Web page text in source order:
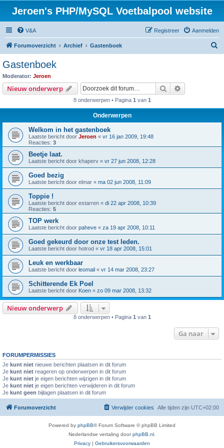
Jeroen's PHP/MySQL Voetbalpool website
V&A Aanmelden
Registreer
Forumoverzicht Archief Gastenboek
Gastenboek
Moderator: Jeroen
Nieuw onderwerp Zoek
8 onderwerpen • Pagina 1 van 1
Onderwerpen
Welkom in het gastenboek
Laatste bericht door Jeroen « vr 16 jan 2009, 19:48
Reacties: 3
Beetje laat.
Laatste bericht door khaperv « vr 27 jun 2008, 12:28
Goed bezig
Laatste bericht door elmar « ma 02 jun 2008, 11:09
Toppie !
Laatste bericht door estarren « di 22 apr 2008, 10:39
Reacties: 5
TOP werk
Laatste bericht door paheve « za 19 apr 2008, 10:11
Goed gekeurd door onze test leden.
Laatste bericht door hotrod « vr 18 apr 2008, 15:01
Leuk en werkbaar
Laatste bericht door leomail « vr 14 mar 2008, 23:27
Schitterende Ek Poel
Laatste bericht door Koen « zo 09 mar 2008, 13:32
Nieuw onderwerp
8 onderwerpen • Pagina 1 van 1
Ga naar
FORUMPERMISSIES
Je kunt niet nieuwe berichten plaatsen in dit forum
Je kunt niet reageren op onderwerpen in dit forum
Je kunt niet je eigen berichten wijzigen in dit forum
Je kunt niet je eigen berichten verwijderen in dit forum
Je kunt geen bijlagen plaatsen in dit forum
Forumoverzicht Alle tijden zijn UTC+02:00
Verwijder cookies
Powered by phpBB® Forum Software © phpBB Limited
Nederlandse vertaling doorphpBB.nl
Privacy | Gebruikersvoorwaarden